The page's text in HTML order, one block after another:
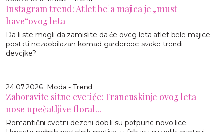
Instagram trend: Atlet bela majica je „must
have“ovog leta
Da li ste mogli da zamislite da će ovog leta atlet bele majice
postati nezaobilazan komad garderobe svake trendi
devojke?
24.07.2026 Moda - Trend
Zaboravite sitne cvetiće: Francuskinje ovog leta
nose upečatljive floral...
Romantični cvetni dezeni dobili su potpuno novo lice.